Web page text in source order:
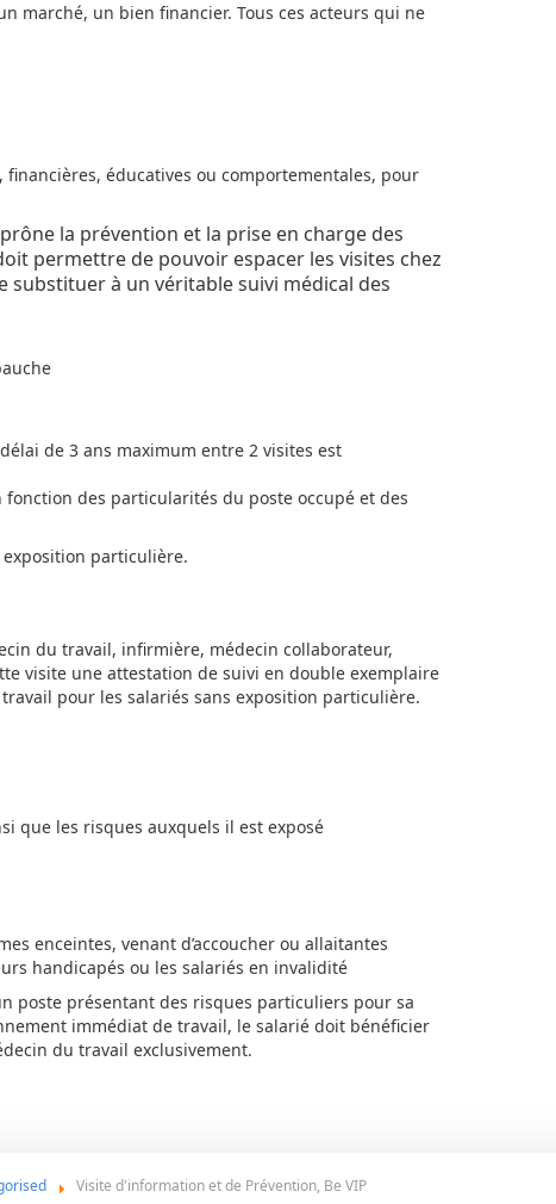
marché, un bien financier. Tous ces acteurs qui ne
éducatives ou comportementales, pour
la prévention et la prise en charge des
permettre de pouvoir espacer les visites chez
substituer à un véritable suivi médical des
de 3 ans maximum entre 2 visites est
des particularités du poste occupé et des
exposition particulière.
du travail, infirmière, médecin collaborateur,
visite une attestation de suivi en double exemplaire
pour les salariés sans exposition particulière.
que les risques auxquels il est exposé
enceintes, venant d’accoucher ou allaitantes
handicapés ou les salariés en invalidité
poste présentant des risques particuliers pour sa
immédiat de travail, le salarié doit bénéficier
du travail exclusivement.
Visite d'information et de Prévention, Be VIP